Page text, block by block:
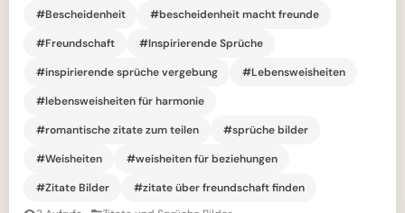
#Bescheidenheit
#bescheidenheit macht freunde
#Freundschaft
#Inspirierende Sprüche
#inspirierende sprüche vergebung
#Lebensweisheiten
#lebensweisheiten für harmonie
#romantische zitate zum teilen
#sprüche bilder
#Weisheiten
#weisheiten für beziehungen
#Zitate Bilder
#zitate über freundschaft finden